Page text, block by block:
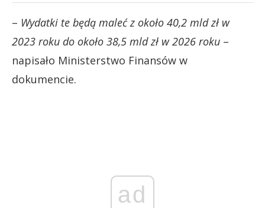
– Wydatki te będą maleć z około 40,2 mld zł w
2023 roku do około 38,5 mld zł w 2026 roku –
napisało Ministerstwo Finansów w
dokumencie.
ad